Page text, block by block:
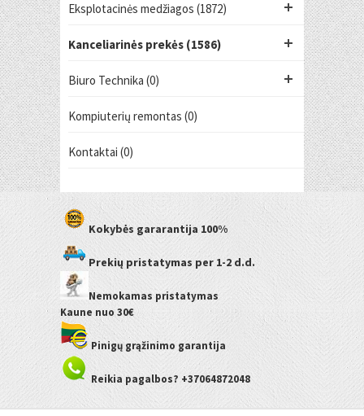
Eksplotacinės medžiagos (1872)
Kanceliarinės prekės (1586)
Biuro Technika (0)
Kompiuterių remontas (0)
Kontaktai (0)
Kokybės gararantija 100%
Prekių pristatymas per 1-2 d.d.
Nemokamas pristatymas
Kaune nuo 30€
Pinigų grąžinimo garantija
Reikia pagalbos? +37064872048